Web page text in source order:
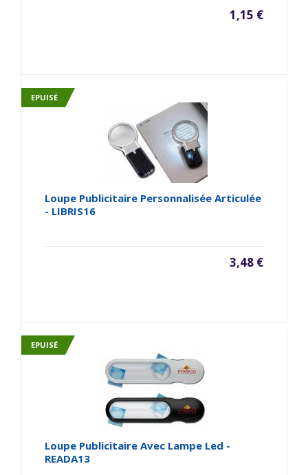
1,15 €
EPUISÉ
Loupe Publicitaire Personnalisée Articulée
- LIBRIS16
3,48 €
EPUISÉ
Loupe Publicitaire Avec Lampe Led -
READA13